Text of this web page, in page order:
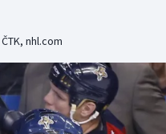
Boby a skeleton
Box
ČTK, nhl.com